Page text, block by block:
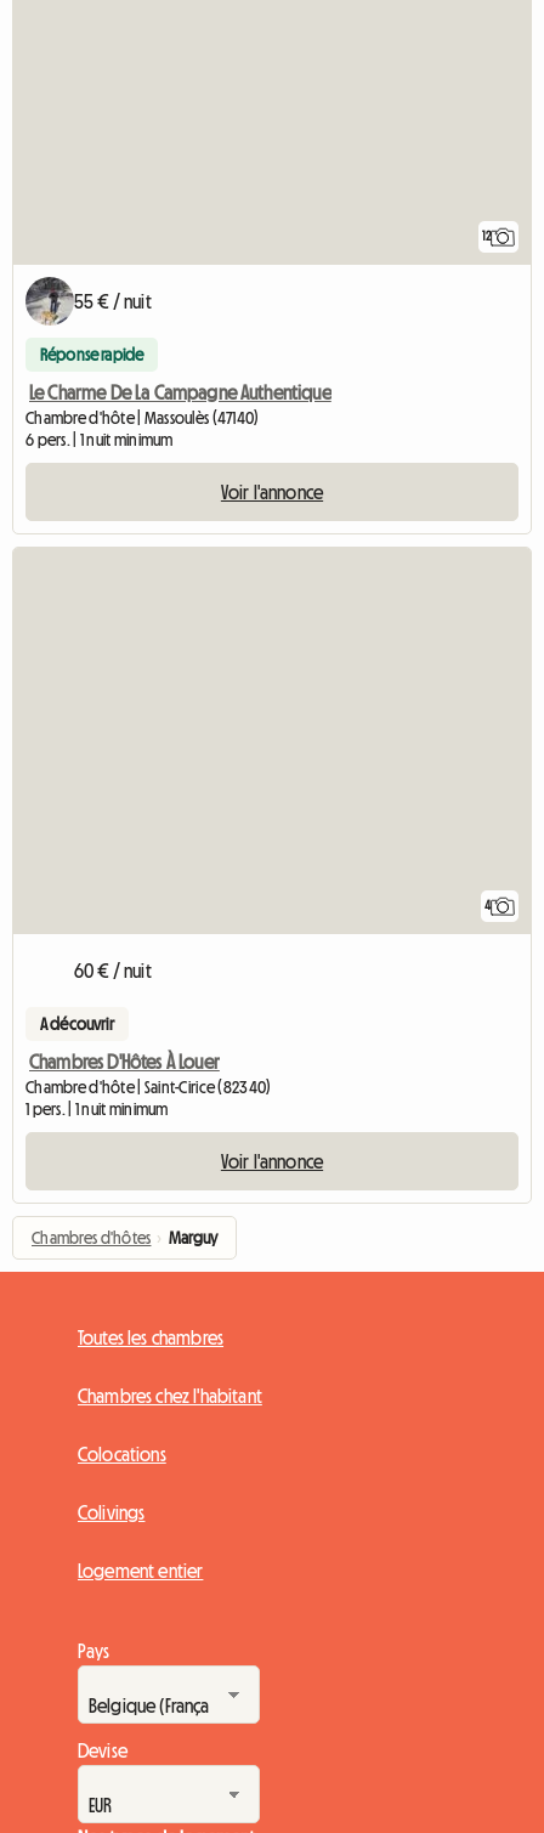
12
55 € / nuit
Réponse rapide
Le Charme De La Campagne Authentique
Chambre d'hôte | Massoulès (47140)
6 pers. | 1 nuit minimum
Voir l'annonce
4
60 € / nuit
A découvrir
Chambres D'Hôtes À Louer
Chambre d'hôte | Saint-Cirice (82340)
1 pers. | 1 nuit minimum
Voir l'annonce
Chambres d'hôtes › Marguy
Toutes les chambres
Chambres chez l'habitant
Colocations
Colivings
Logement entier
Pays
Devise